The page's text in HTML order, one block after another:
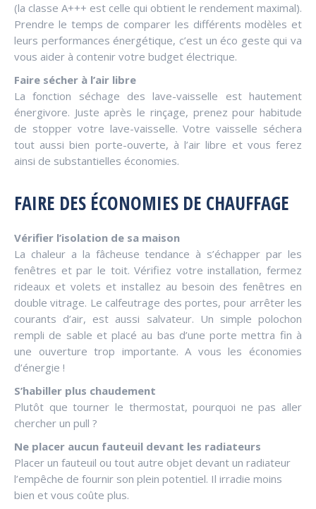
(la classe A+++ est celle qui obtient le rendement maximal).
Prendre le temps de comparer les différents modèles et
leurs performances énergétique, c’est un éco geste qui va
vous aider à contenir votre budget électrique.
Faire sécher à l’air libre
La fonction séchage des lave-vaisselle est hautement
énergivore. Juste après le rinçage, prenez pour habitude
de stopper votre lave-vaisselle. Votre vaisselle séchera
tout aussi bien porte-ouverte, à l’air libre et vous ferez
ainsi de substantielles économies.
FAIRE DES ÉCONOMIES DE CHAUFFAGE
Vérifier l’isolation de sa maison
La chaleur a la fâcheuse tendance à s’échapper par les
fenêtres et par le toit. Vérifiez votre installation, fermez
rideaux et volets et installez au besoin des fenêtres en
double vitrage. Le calfeutrage des portes, pour arrêter les
courants d’air, est aussi salvateur. Un simple polochon
rempli de sable et placé au bas d’une porte mettra fin à
une ouverture trop importante. A vous les économies
d’énergie !
S’habiller plus chaudement
Plutôt que tourner le thermostat, pourquoi ne pas aller
chercher un pull ?
Ne placer aucun fauteuil devant les radiateurs
Placer un fauteuil ou tout autre objet devant un radiateur
l’empêche de fournir son plein potentiel. Il irradie moins
bien et vous coûte plus.